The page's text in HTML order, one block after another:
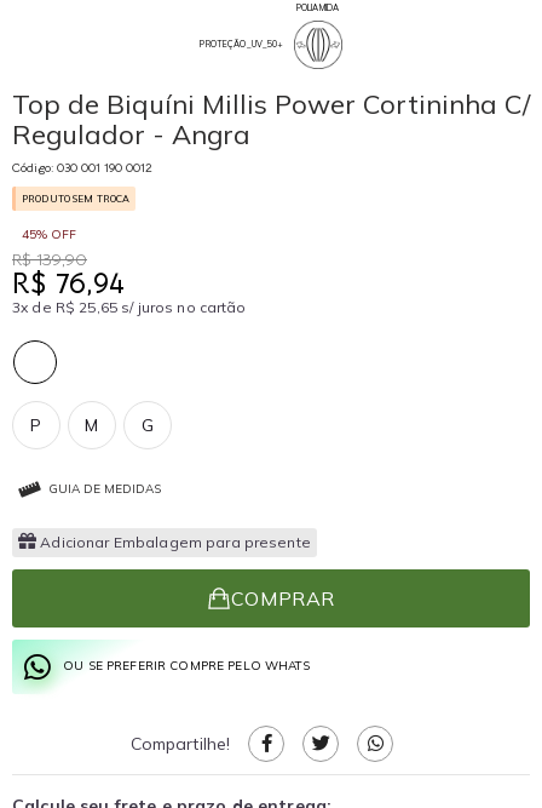
PROTEÇÃO_UV_50+
POLIAMIDA
Top de Biquíni Millis Power Cortininha C/
Regulador - Angra
Código: 030 001 190 0012
PRODUTO SEM TROCA
45% OFF
R$ 139,90
R$ 76,94
3x de R$ 25,65 s/ juros no cartão
G
M
P
GUIA DE MEDIDAS
Adicionar Embalagem para presente
COMPRAR
OU SE PREFERIR COMPRE PELO WHATS
Compartilhe!